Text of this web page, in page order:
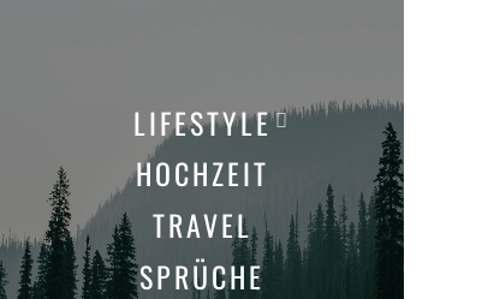
LIFESTYLE
HOCHZEIT
TRAVEL
SPRÜCHE